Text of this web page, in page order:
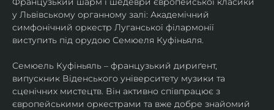
у Львівському органному залі: Академічний
симфонічний оркестр Луганської філармонії
виступить під орудою Семюеля Куфіньяля.
Семюель Куфіньяль – французький дириґент,
випускник Віденського університету музики та
сценічних мистецтв. Він активно співпрацює з
європейськими оркестрами та вже добре знайомий